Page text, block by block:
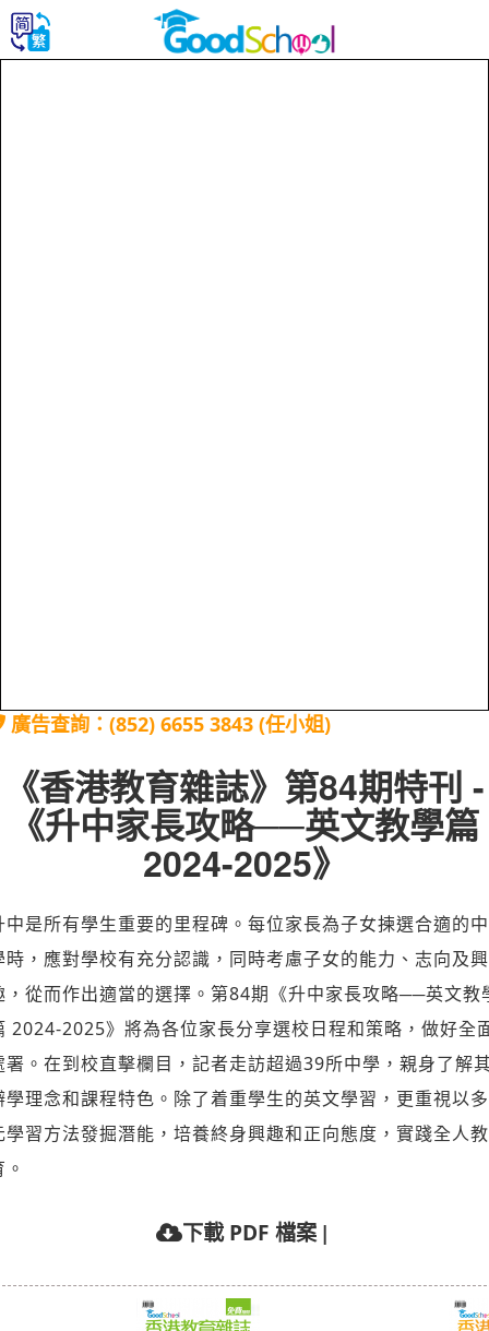
廣告查詢：(852) 6655 3843 (任小姐)
《香港教育雜誌》第84期特刊 -
《升中家長攻略──英文教學篇
2024-2025》
中是所有學生重要的里程碑。每位家長為子女揀選合適的中
時，應對學校有充分認識，同時考慮子女的能力、志向及興
，從而作出適當的選擇。第84期《升中家長攻略──英文教
2024-2025》將為各位家長分享選校日程和策略，做好全
署。在到校直擊欄目，記者走訪超過39所中學，親身了解
學理念和課程特色。除了着重學生的英文學習，更重視以多
學習方法發掘潛能，培養終身興趣和正向態度，實踐全人教
下載 PDF 檔案 |